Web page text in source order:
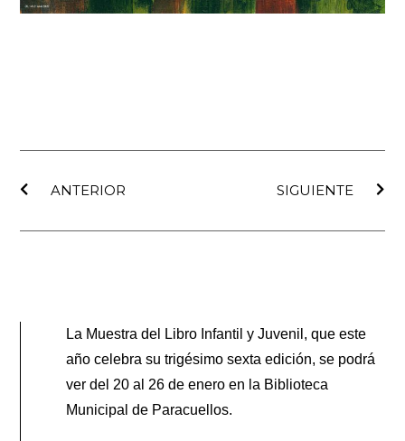
ANTERIOR
SIGUIENTE
La Muestra del Libro Infantil y Juvenil, que este
año celebra su trigésimo sexta edición, se podrá
ver del 20 al 26 de enero en la Biblioteca
Municipal de Paracuellos.